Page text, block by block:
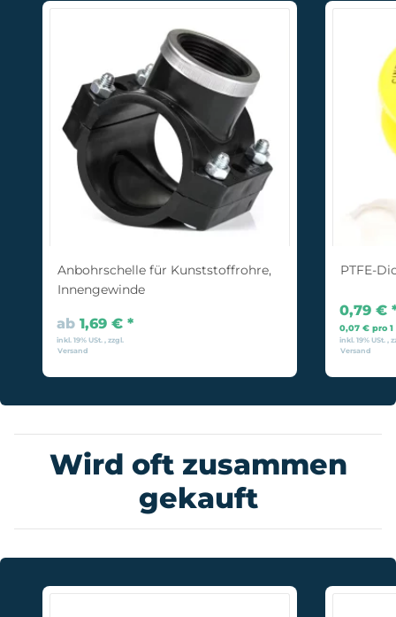
Anbohrschelle für Kunststoffrohre,
Innengewinde
ab 1,69 € *
inkl. 19% USt. , zzgl.
Versand
PTFE-
0,79 €
0,07 € pro 1
inkl. 19% USt. ,
Versand
Wird oft zusammen
gekauft